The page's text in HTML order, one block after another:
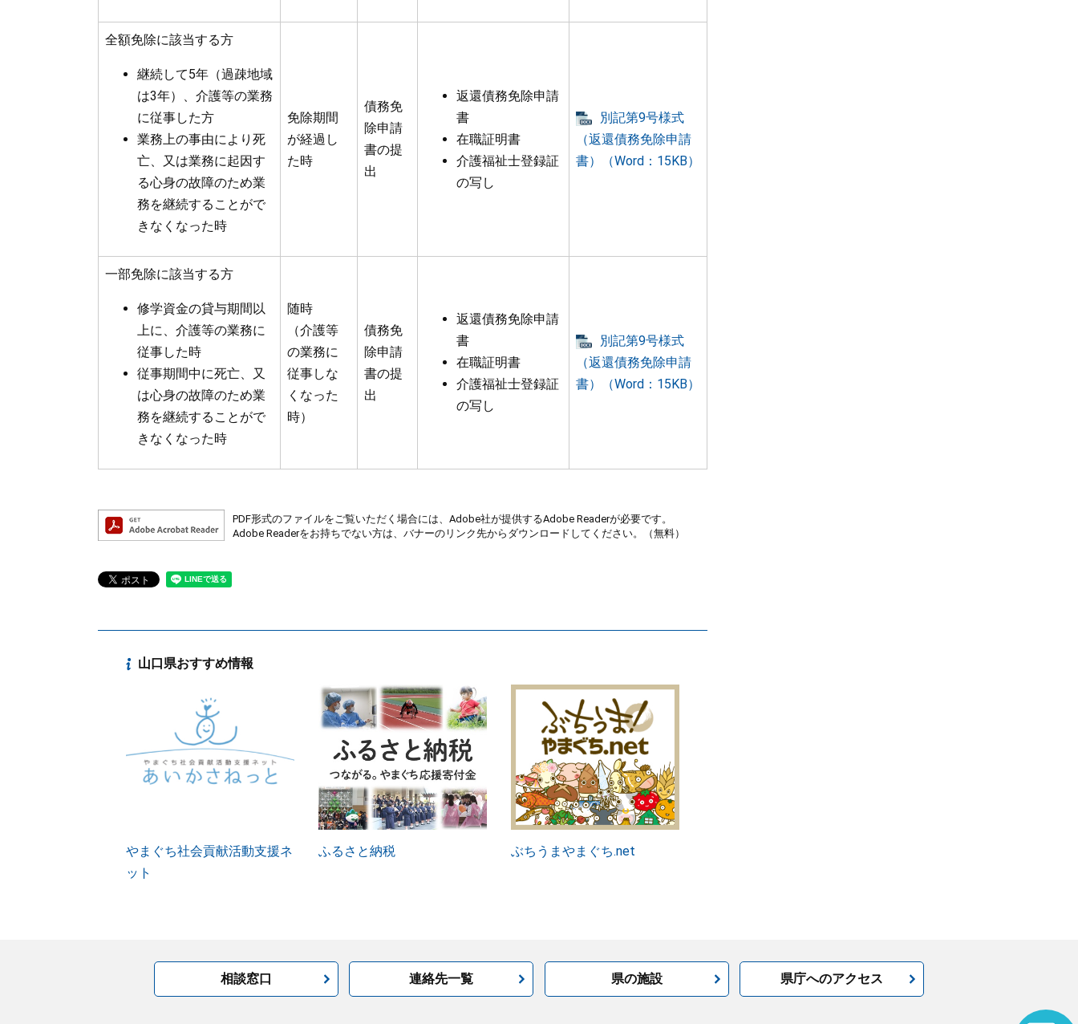
全額免除に該当する方
継続して5年（過疎地域
は3年）、介護等の業務
に従事した方
業務上の事由により死
亡、又は業務に起因す
る心身の故障のため業
務を継続することがで
きなくなった時
免除期間
が経過し
た時
債務免
除申請
書の提
出
返還債務免除申請
書
在職証明書
介護福祉士登録証
の写し
別記第9号様式
（返還債務免除申請
書）（Word：15KB）
一部免除に該当する方
修学資金の貸与期間以
上に、介護等の業務に
従事した時
従事期間中に死亡、又
は心身の故障のため業
務を継続することがで
きなくなった時
随時
（介護等
の業務に
従事しな
くなった
時）
債務免
除申請
書の提
出
返還債務免除申請
書
在職証明書
介護福祉士登録証
の写し
別記第9号様式
（返還債務免除申請
書）（Word：15KB）
PDF形式のファイルをご覧いただく場合には、Adobe社が提供するAdobe Readerが必要です。
Adobe Readerをお持ちでない方は、バナーのリンク先からダウンロードしてください。（無料）
山口県おすすめ情報
やまぐち社会貢献活動支援ネ
ット
ふるさと納税 ぶちうまやまぐち.net
相談窓口 連絡先一覧 県の施設 県庁へのアクセス